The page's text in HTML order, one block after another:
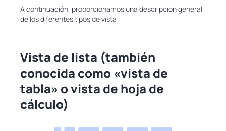
A continuación, proporcionamos una descripción general
de los diferentes tipos de vista:
Vista de lista (también
conocida como «vista de
tabla» o vista de hoja de
cálculo)